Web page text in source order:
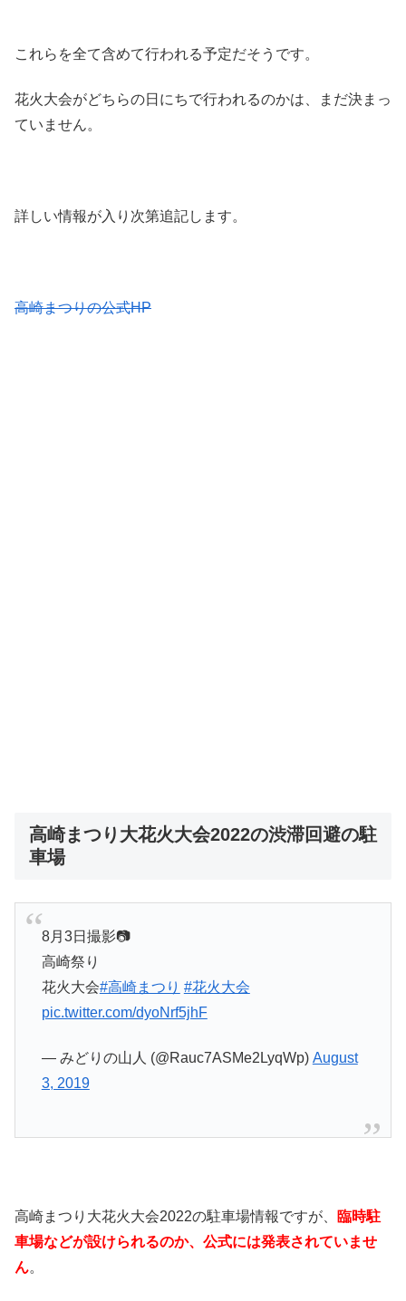
これらを全て含めて行われる予定だそうです。
花火大会がどちらの日にちで行われるのかは、まだ決まっ
ていません。
詳しい情報が入り次第追記します。
高崎まつりの公式HP
高崎まつり大花火大会2022の渋滞回避の駐
車場
8月3日撮影📷
高崎祭り
花火大会#高崎まつり #花火大会
pic.twitter.com/dyoNrf5jhF
— みどりの山人 (@Rauc7ASMe2LyqWp) August
3, 2019
高崎まつり大花火大会2022の駐車場情報ですが、
臨時駐
車場などが設けられるのか、公式には発表されていませ
ん。